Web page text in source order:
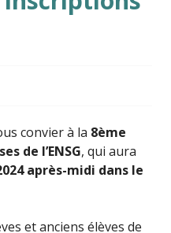
convier à la 8ème
de l’ENSG, qui aura
après-midi dans le
et anciens élèves de